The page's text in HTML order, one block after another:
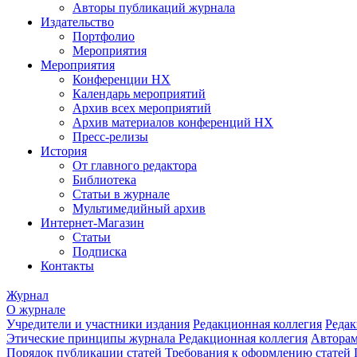
Авторы публикаций журнала
Издательство
Портфолио
Мероприятия
Мероприятия
Конференции НХ
Календарь мероприятий
Архив всех мероприятий
Архив материалов конференций НХ
Пресс-релизы
История
От главного редактора
Библиотека
Статьи в журнале
Мультимедийный архив
Интернет-Магазин
Статьи
Подписка
Контакты
Журнал
О журнале
Учредители и участники издания Редакционная коллегия
Этические принципы журнала Редакционная коллегия
Порядок публикации статей Требования к оформлению статей